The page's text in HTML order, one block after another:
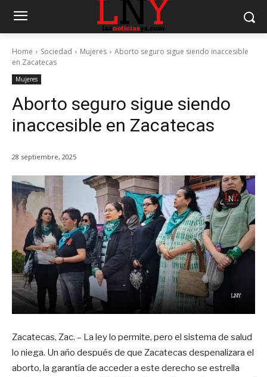
Home Sociedad Mujeres
Aborto seguro sigue siendo inaccesible
en Zacatecas
Mujeres
Aborto seguro sigue siendo
inaccesible en Zacatecas
28 septiembre, 2025
Zacatecas, Zac. – La ley lo permite, pero el sistema de salud
lo niega. Un año después de que Zacatecas despenalizara el
aborto, la garantía de acceder a este derecho se estrella